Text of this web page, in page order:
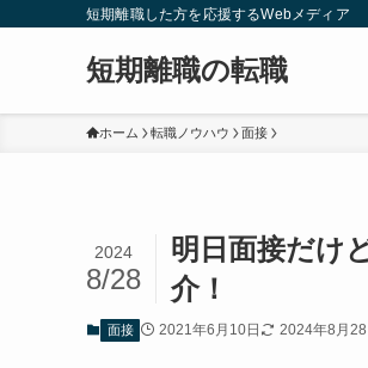
短期離職した方を応援するWebメディア
短期離職の転職
ホーム 転職ノウハウ 面接
明日面接だけ
介！
2024
8/28
面接 2021年6月10日 2024年8月28